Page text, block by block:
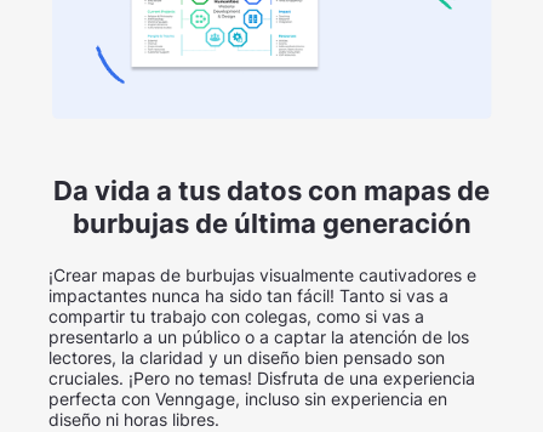
Da vida a tus datos con mapas de
burbujas de última generación
¡Crear mapas de burbujas visualmente cautivadores e
impactantes nunca ha sido tan fácil! Tanto si vas a
compartir tu trabajo con colegas, como si vas a
presentarlo a un público o a captar la atención de los
lectores, la claridad y un diseño bien pensado son
cruciales. ¡Pero no temas! Disfruta de una experiencia
perfecta con Venngage, incluso sin experiencia en
diseño ni horas libres.